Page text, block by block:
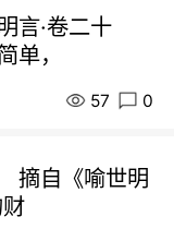
言·卷二十
单，
57 0
摘自《喻世明